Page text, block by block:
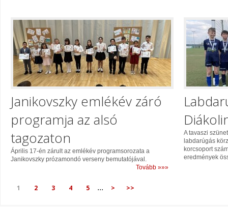
Janikovszky emlékév záró
programja az alsó
tagozaton
Április 17-én zárult az emlékév programsorozata a
Janikovszky prózamondó verseny bemutatójával.
Tovább »»»
A tavaszi
labdarúgás
korcsoport
eredmények
1 2 3 4 5 ... > >>